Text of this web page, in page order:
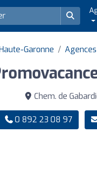
Garonne
Chem. de
0 892 23 08 97